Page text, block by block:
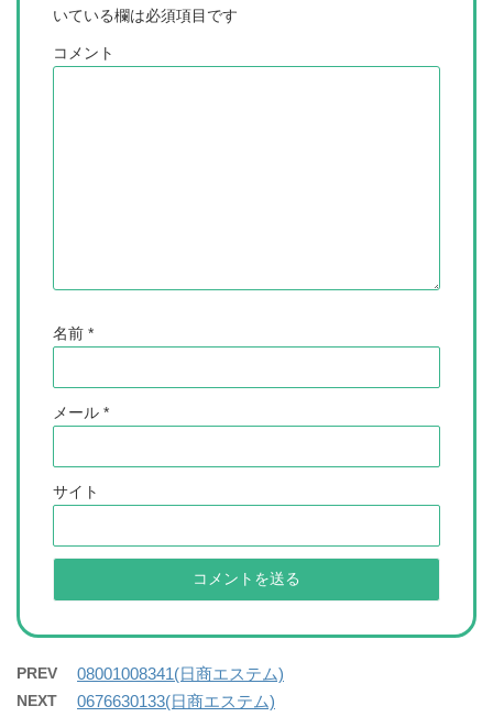
いている欄は必須項目です
コメント
名前 *
メール *
サイト
PREV 08001008341(日商エステム)
NEXT 0676630133(日商エステム)